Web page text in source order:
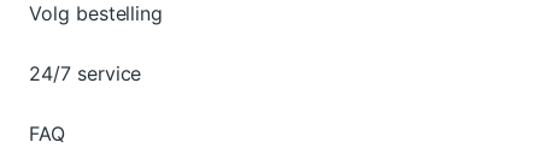
Volg bestelling
24/7 service
FAQ